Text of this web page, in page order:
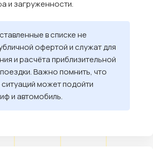
и загруженности.
в списке не
офертой и служат для
и расчёта приблизительной
Важно помнить, что
может подойти
и автомобиль.